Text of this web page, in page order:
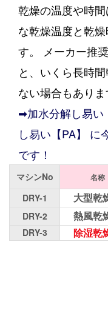
乾燥の温度や時間
な乾燥温度と乾
す。
メーカー推
と、いくら長時
ない場合もありま
➡加水分解し易い
し易い【PA】 に
です！
マシンNo 名称
DRY-1 大型乾
DRY-2 熱風乾
DRY-3
除湿乾